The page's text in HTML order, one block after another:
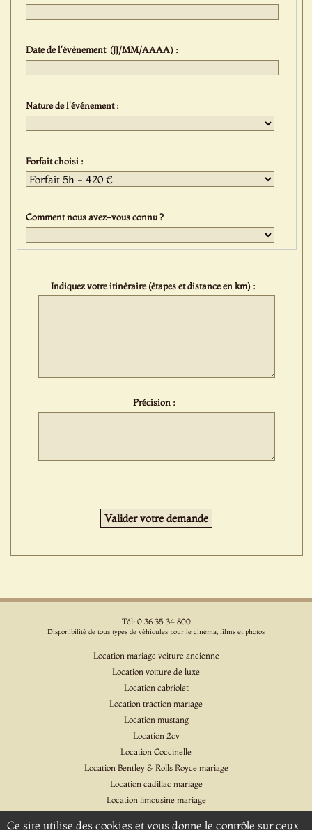
Date de l'évènement (JJ/MM/AAAA) :
Nature de l'événement :
Forfait choisi :
Comment nous avez-vous connu ?
Indiquez votre itinéraire (étapes et distance en km) :
Précision :
Tél: 0 36 35 34 800
Disponibilité de tous types de véhicules pour le cinéma, films et photos
Location mariage voiture ancienne
Location voiture de luxe
Location cabriolet
Location traction mariage
Location mustang
Location 2cv
Location Coccinelle
Location Bentley & Rolls Royce mariage
Location cadillac mariage
Location limousine mariage
Ce site utilise des cookies et vous donne le contrôle sur ceux